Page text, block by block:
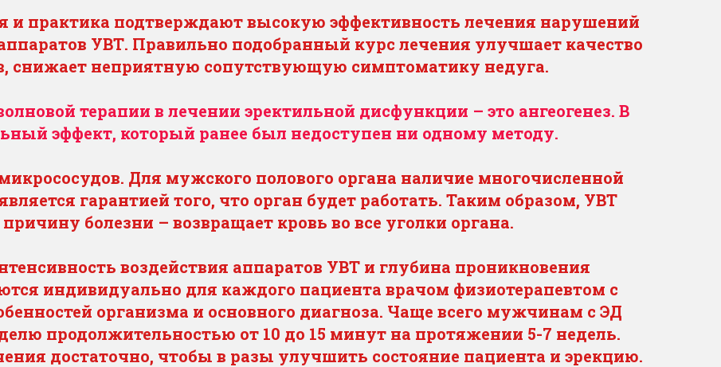
и практика подтверждают высокую эффективность лечения нарушений
УВТ. Правильно подобранный курс лечения улучшает качество
снижает неприятную сопутствующую симптоматику недуга.
терапии в лечении эректильной дисфункции – это ангеогенез. В
эффект, который ранее был недоступен ни одному методу.
Для мужского полового органа наличие многочисленной
гарантией того, что орган будет работать. Таким образом, УВТ
болезни – возвращает кровь во все уголки органа.
воздействия аппаратов УВТ и глубина проникновения
индивидуально для каждого пациента врачом физиотерапевтом с
организма и основного диагноза. Чаще всего мужчинам с ЭД
продолжительностью от 10 до 15 минут на протяжении 5-7 недель.
достаточно, чтобы в разы улучшить состояние пациента и эрекцию.